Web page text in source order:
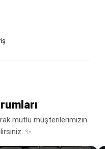
mutlu müşterilerimizin
✨